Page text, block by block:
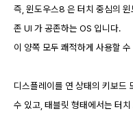
즉, 윈도우스8 은 터치 중심의
존 UI 가 공존하는 OS 입니다.
이 양쪽 모두 쾌적하게 사용할
디스플레이를 연 상태의 키보드
수 있고, 태블릿 형태에서는 터